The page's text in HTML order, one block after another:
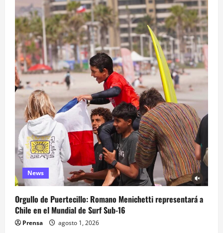
News
Orgullo de Puertecillo: Romano Menichetti representará a
Chile en el Mundial de Surf Sub-16
Prensa agosto 1, 2026